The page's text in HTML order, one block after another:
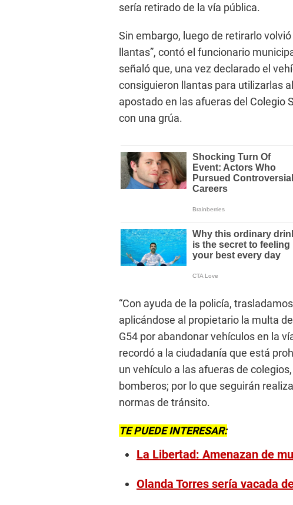
sería retirado de la vía pública.
Sin embargo, luego de retirarlo
llantas”, contó el funcionario
señaló que, una vez declarado el
consiguieron llantas para utilizarlas
apostado en las afueras del Colegio
con una grúa.
“Con ayuda de la policía,
aplicándose al propietario la multa
G54 por abandonar vehículos en la
recordó a la ciudadanía que está
un vehículo a las afueras de
bomberos; por lo que seguirán
normas de tránsito.
TE PUEDE INTERESAR:
La Libertad: Amenazan de
Olanda Torres sería vacada